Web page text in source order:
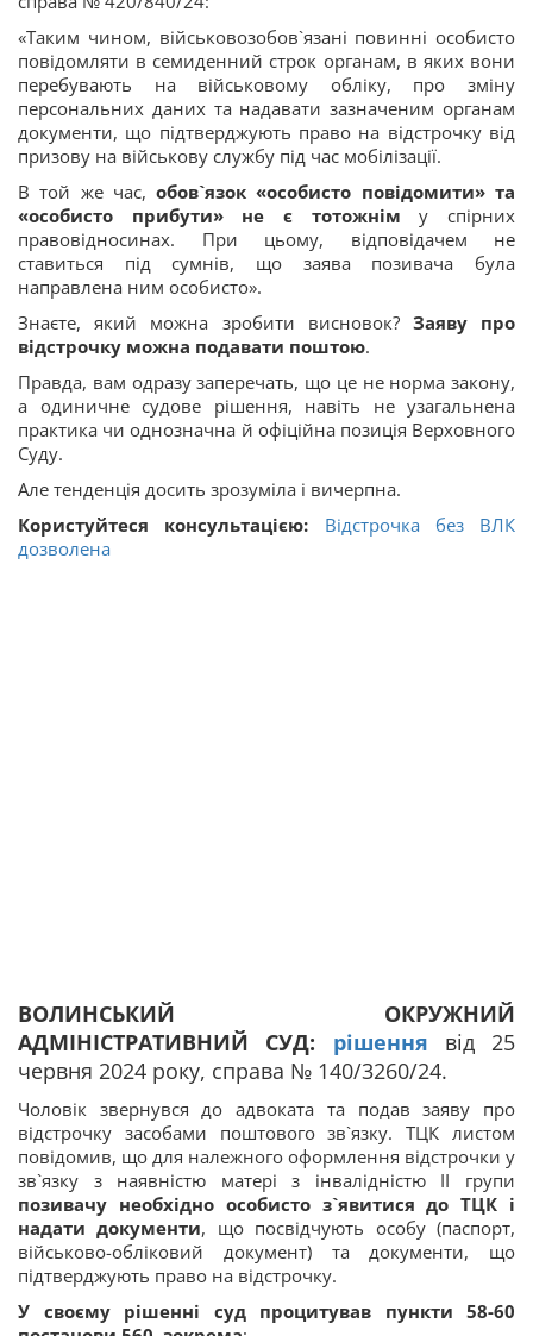
«Таким чином, військовозобов`язані повинні особисто
повідомляти в семиденний строк органам, в яких вони
перебувають на військовому обліку, про зміну
персональних даних та надавати зазначеним органам
документи, що підтверджують право на відстрочку від
призову на військову службу під час мобілізації.
В той же час,обов`язок «особисто повідомити» та
«особисто прибути» не є тотожнім у спірних
правовідносинах. При цьому, відповідачем не
ставиться під сумнів, що заява позивача була
направлена ним особисто».
Знаєте, який можна зробити висновок? Заяву про
відстрочку можна подавати поштою.
Правда, вам одразу заперечать, що це не норма закону,
а одиничне судове рішення, навіть не узагальнена
практика чи однозначна й офіційна позиція Верховного
Суду.
Але тенденція досить зрозуміла і вичерпна.
Користуйтеся консультацією: Відстрочка без ВЛК
дозволена
ВОЛИНСЬКИЙ ОКРУЖНИЙ
АДМІНІСТРАТИВНИЙ СУД:
рішення
від 25
червня 2024 року, справа № 140/3260/24.
Чоловік звернувся до адвоката та подав заяву про
відстрочку засобами поштового зв`язку. ТЦК листом
повідомив, що для належного оформлення відстрочки у
зв`язку з наявністю матері з інвалідністю ІІ групи
позивачу необхідно особисто з`явитися до ТЦК і
надати документи, що посвідчують особу (паспорт,
військово-обліковий документ) та документи, що
підтверджують право на відстрочку.
У своєму рішенні суд процитував пункти 58-60